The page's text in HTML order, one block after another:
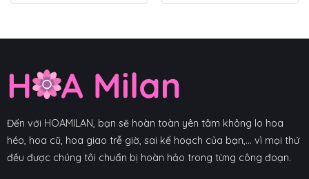
Đến với HOAMILAN, bạn sẽ hoàn toàn yên tâm không lo hoa
héo, hoa cũ, hoa giao trễ giờ, sai kế hoạch của bạn,... vì mọi thứ
đều được chúng tôi chuẩn bị hoàn hảo trong từng công đoạn.